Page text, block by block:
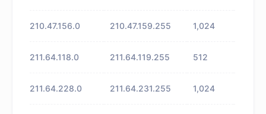
210.47.156.0 210.47.159.255 1,024
211.64.118.0 211.64.119.255 512
211.64.228.0 211.64.231.255 1,024